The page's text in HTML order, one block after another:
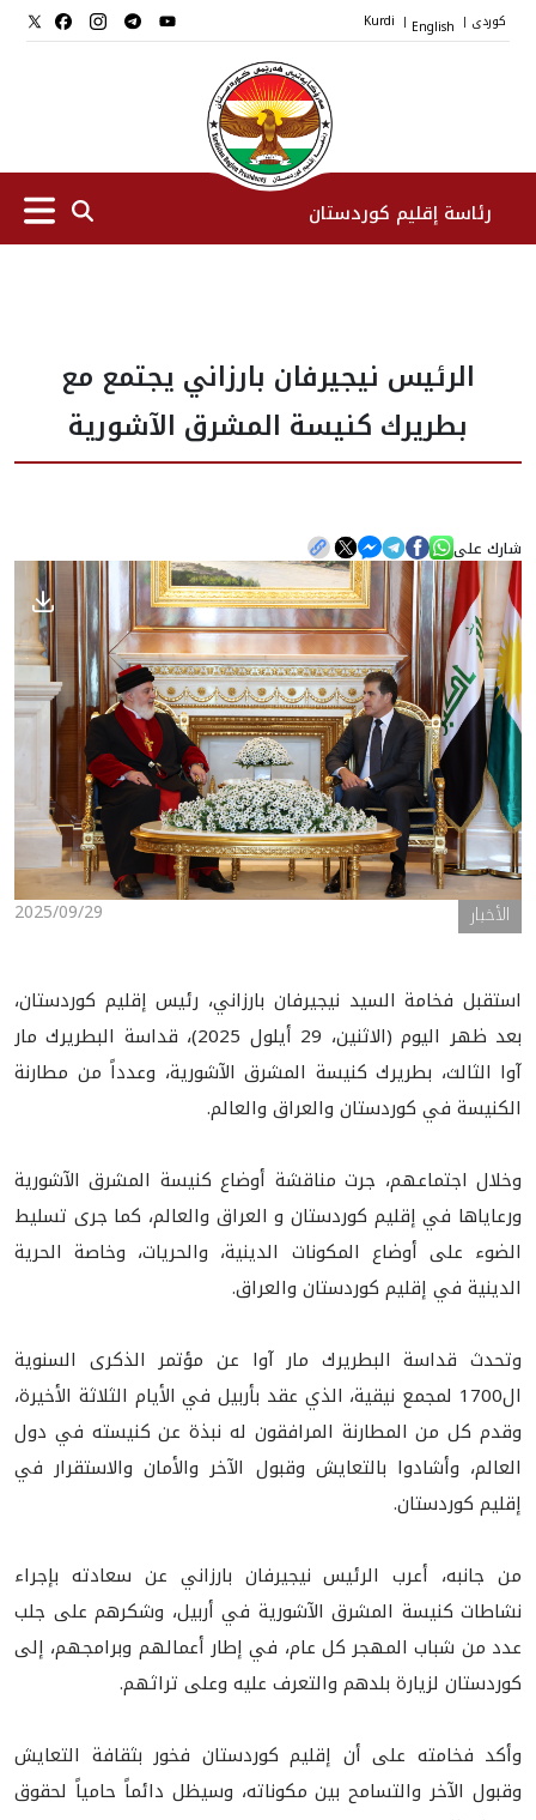
کوردی |
English
|
Kurdi
رئاسة إقليم كوردستان
نواب الرئيس
طاقم الرئاسة
المؤسسات
الأخبار
المعرض
الرئيس نيجيرفان بارزاني يجتمع مع
بطريرك كنيسة المشرق الآشورية
شارك على
2025/09/29 الأخبار
استقبل فخامة السيد نيجيرفان بارزاني، رئيس إقليم كوردستان،
بعد ظهر اليوم (الاثنين، 29 أيلول 2025)، قداسة البطريرك مار
آوا الثالث، بطريرك كنيسة المشرق الآشورية، وعدداً من مطارنة
الكنيسة في كوردستان والعراق والعالم.
وخلال اجتماعهم، جرت مناقشة أوضاع كنيسة المشرق الآشورية
ورعاياها في إقليم كوردستان و العراق والعالم، كما جرى تسليط
الضوء على أوضاع المكونات الدينية، والحريات، وخاصة الحرية
الدينية في إقليم كوردستان والعراق.
وتحدث قداسة البطريرك مار آوا عن مؤتمر الذكرى السنوية
ال1700 لمجمع نيقية، الذي عقد بأربيل في الأيام الثلاثة الأخيرة،
وقدم كل من المطارنة المرافقون له نبذة عن كنيسته في دول
العالم، وأشادوا بالتعايش وقبول الآخر والأمان والاستقرار في
إقليم كوردستان.
من جانبه، أعرب الرئيس نيجيرفان بارزاني عن سعادته بإجراء
نشاطات كنيسة المشرق الآشورية في أربيل، وشكرهم على جلب
عدد من شباب المهجر كل عام، في إطار أعمالهم وبرامجهم، إلى
كوردستان لزيارة بلدهم والتعرف عليه وعلى تراثهم.
وأكد فخامته على أن إقليم كوردستان فخور بثقافة التعايش
وقبول الآخر والتسامح بين مكوناته، وسيظل دائماً حامياً لحقوق